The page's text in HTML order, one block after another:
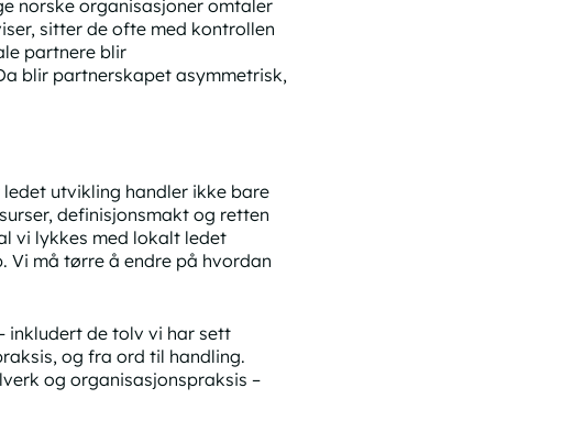
norske organisasjoner omtaler
sitter de ofte med kontrollen
partnere blir
blir partnerskapet asymmetrisk,
utvikling handler ikke bare
definisjonsmakt og retten
vi lykkes med lokalt ledet
Vi må tørre å endre på hvordan
inkludert de tolv vi har sett
og fra ord til handling.
og organisasjonspraksis –